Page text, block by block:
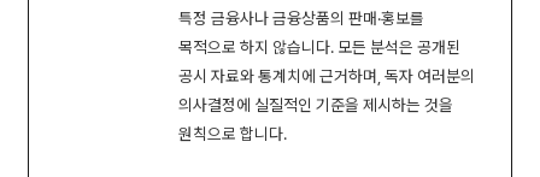
특정 금융사나 금융상품의 판매·홍보를
목적으로 하지 않습니다. 모든 분석은 공개된
공시 자료와 통계치에 근거하며, 독자 여러분의
의사결정에 실질적인 기준을 제시하는 것을
원칙으로 합니다.